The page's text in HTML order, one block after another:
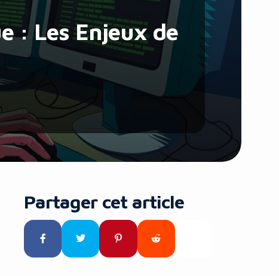
: Les Enjeux de
Partager cet article